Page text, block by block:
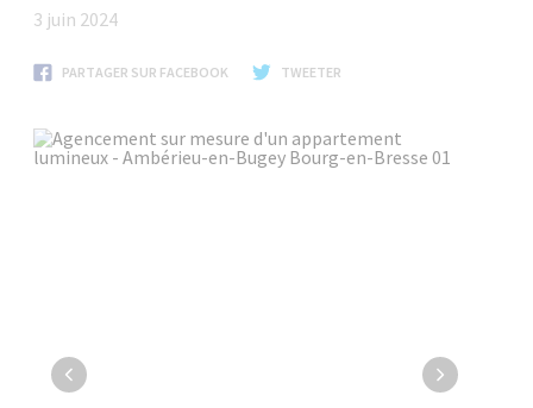
3 juin 2024
PARTAGER SUR FACEBOOK TWEETER